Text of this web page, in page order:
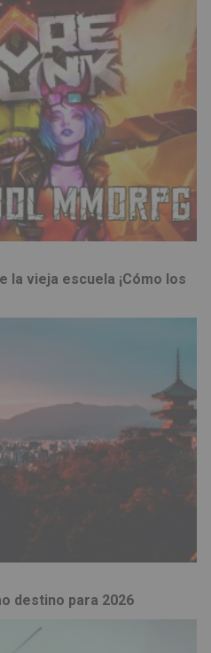
la vieja escuela ¡Cómo los
destino para 2026